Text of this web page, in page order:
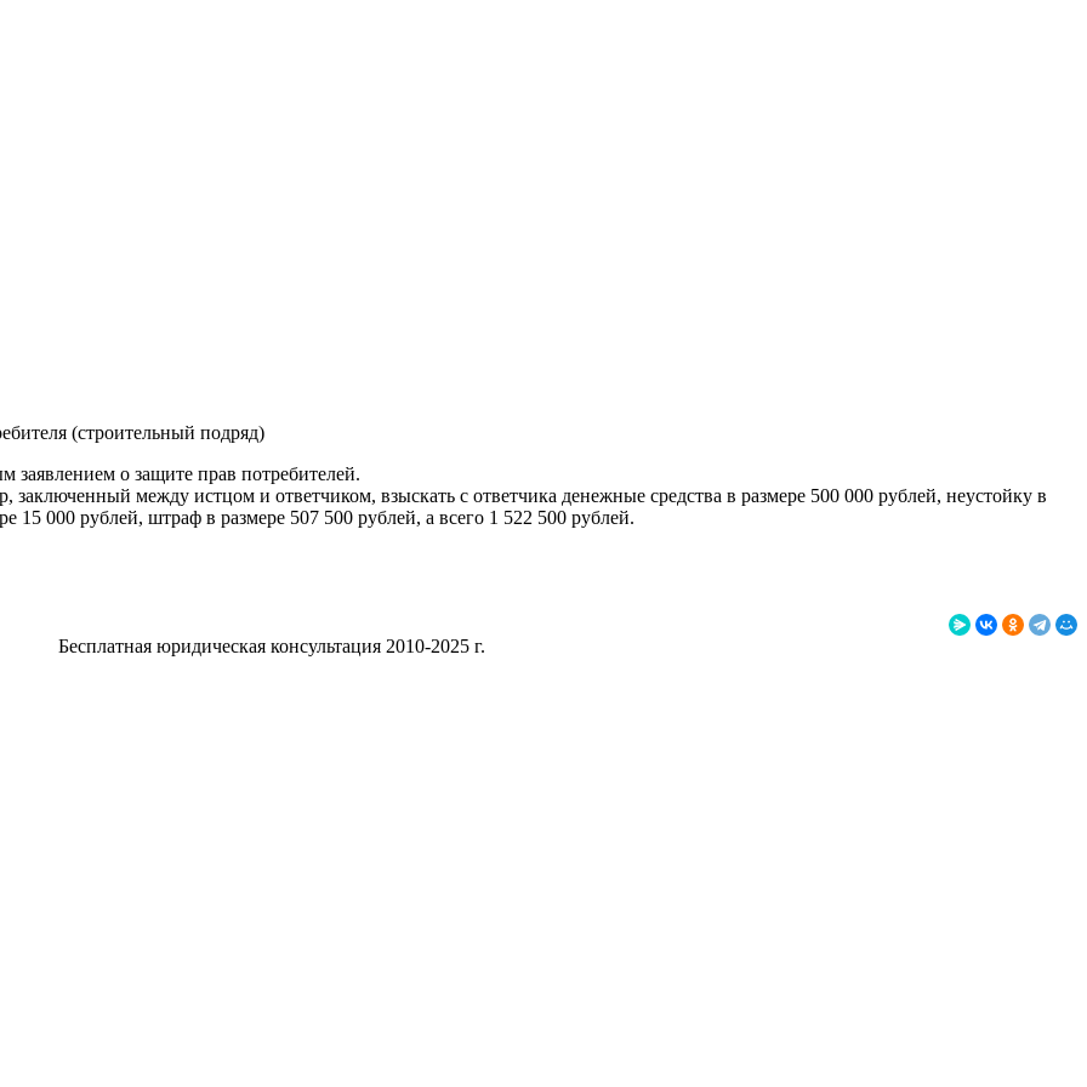
(строительный подряд)
о защите прав потребителей.
заключенный между истцом и ответчиком, взыскать с ответчика денежные средства в размере 500 000 рублей, неустойку в
15 000 рублей, штраф в размере 507 500 рублей, а всего 1 522 500 рублей.
Бесплатная юридическая консультация 2010-2025 г.